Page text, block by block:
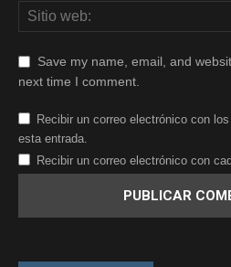
Save my name, email, and
next time I comment.
Recibir un correo electrónico con
esta entrada.
Recibir un correo electrónico con